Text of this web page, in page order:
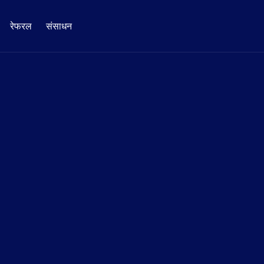
रेफरल संसाधन